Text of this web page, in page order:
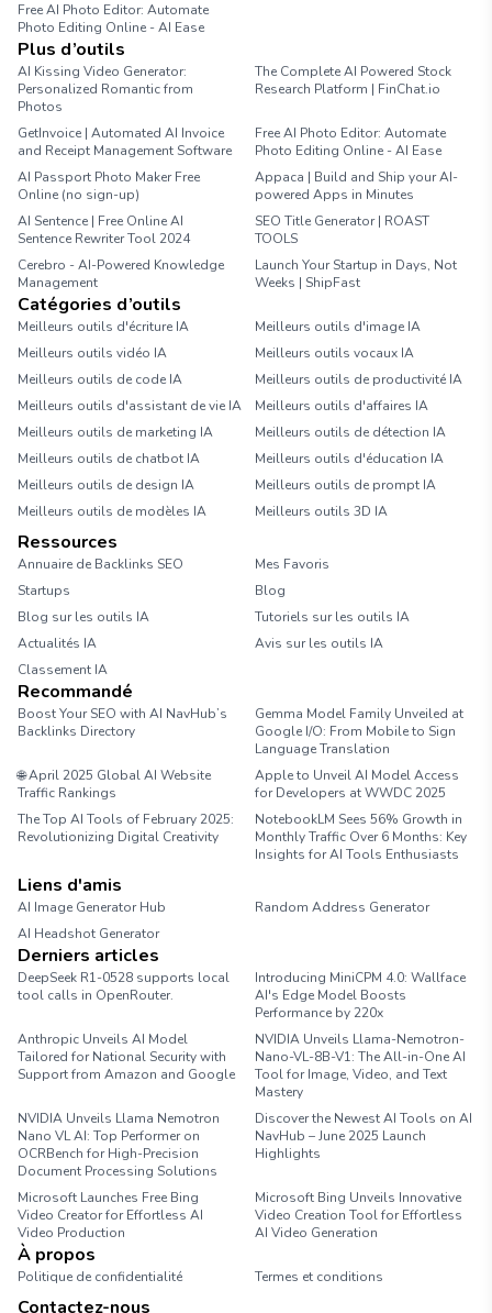
Free AI Photo Editor: Automate
Photo Editing Online - AI Ease
Plus d’outils
AI Kissing Video Generator:
Personalized Romantic from
Photos
The Complete AI Powered Stock
Research Platform | FinChat.io
GetInvoice | Automated AI Invoice
and Receipt Management Software
Free AI Photo Editor: Automate
Photo Editing Online - AI Ease
AI Passport Photo Maker Free
Online (no sign-up)
Appaca | Build and Ship your AI-
powered Apps in Minutes
AI Sentence | Free Online AI
Sentence Rewriter Tool 2024
SEO Title Generator | ROAST
TOOLS
Cerebro - AI-Powered Knowledge
Management
Launch Your Startup in Days, Not
Weeks | ShipFast
Catégories d’outils
Meilleurs outils d'écriture IA
Meilleurs outils d'image IA
Meilleurs outils vidéo IA
Meilleurs outils vocaux IA
Meilleurs outils de code IA
Meilleurs outils de productivité IA
Meilleurs outils d'assistant de vie IA
Meilleurs outils d'affaires IA
Meilleurs outils de marketing IA
Meilleurs outils de détection IA
Meilleurs outils de chatbot IA
Meilleurs outils d'éducation IA
Meilleurs outils de design IA
Meilleurs outils de prompt IA
Meilleurs outils de modèles IA
Meilleurs outils 3D IA
Ressources
Annuaire de Backlinks SEO
Mes Favoris
Startups
Blog
Blog sur les outils IA
Tutoriels sur les outils IA
Actualités IA
Avis sur les outils IA
Classement IA
Recommandé
Boost Your SEO with AI NavHub’s
Backlinks Directory
Gemma Model Family Unveiled at
Google I/O: From Mobile to Sign
Language Translation
🌐 April 2025 Global AI Website
Traffic Rankings
Apple to Unveil AI Model Access
for Developers at WWDC 2025
The Top AI Tools of February 2025:
Revolutionizing Digital Creativity
NotebookLM Sees 56% Growth in
Monthly Traffic Over 6 Months: Key
Insights for AI Tools Enthusiasts
Liens d'amis
AI Image Generator Hub
Random Address Generator
AI Headshot Generator
Derniers articles
DeepSeek R1-0528 supports local
tool calls in OpenRouter.
Introducing MiniCPM 4.0: Wallface
AI's Edge Model Boosts
Performance by 220x
Anthropic Unveils AI Model
Tailored for National Security with
Support from Amazon and Google
NVIDIA Unveils Llama-Nemotron-
Nano-VL-8B-V1: The All-in-One AI
Tool for Image, Video, and Text
Mastery
NVIDIA Unveils Llama Nemotron
Nano VL AI: Top Performer on
OCRBench for High-Precision
Document Processing Solutions
Discover the Newest AI Tools on AI
NavHub – June 2025 Launch
Highlights
Microsoft Launches Free Bing
Video Creator for Effortless AI
Video Production
Microsoft Bing Unveils Innovative
Video Creation Tool for Effortless
AI Video Generation
À propos
Politique de confidentialité Termes et conditions
Contactez-nous